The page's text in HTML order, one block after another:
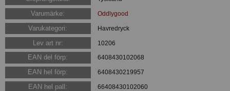
Varumärke: Oddlygood
Varukategori: Havredryck
Lev art nr: 10206
EAN del förp: 6408430102068
EAN hel förp: 6408430219957
EAN hel pall: 66408430102060